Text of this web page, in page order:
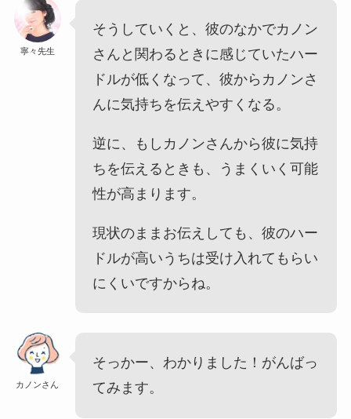
寧々先生
そうしていくと、彼のなかでカノン
さんと関わるときに感じていたハー
ドルが低くなって、彼からカノンさ
んに気持ちを伝えやすくなる。
逆に、もしカノンさんから彼に気持
ちを伝えるときも、うまくいく可能
性が高まります。
現状のままお伝えしても、彼のハー
ドルが高いうちは受け入れてもらい
にくいですからね。
カノンさん
そっかー、わかりました！がんばっ
てみます。